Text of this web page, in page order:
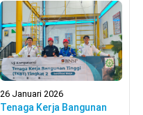
26 Januari 2026
Tenaga Kerja Bangunan